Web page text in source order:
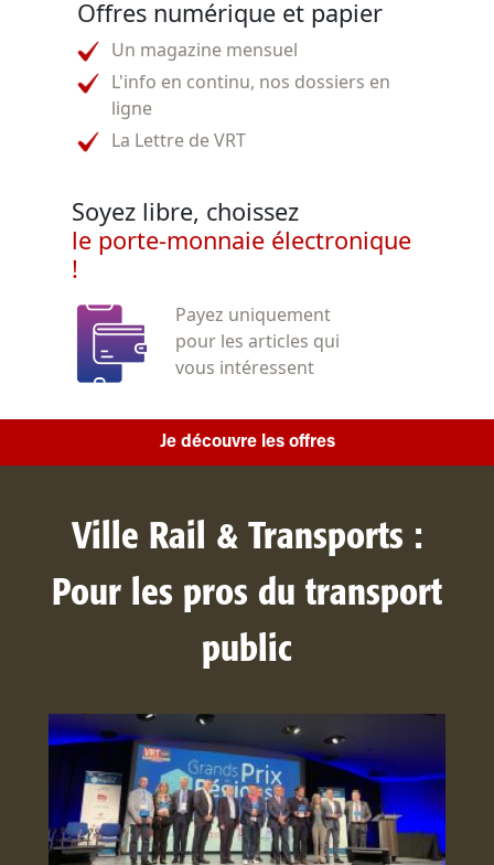
Offres numérique et papier
Un magazine mensuel
L'info en continu, nos dossiers en
ligne
La Lettre de VRT
Soyez libre, choissez
le porte-monnaie électronique
!
Payez uniquement
pour les articles qui
vous intéressent
Je découvre les offres
Ville Rail & Transports :
Pour les pros du transport
public